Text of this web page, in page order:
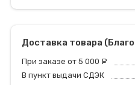
Доставка товара
При заказе от 5 000
В пункт выдачи СДЭК